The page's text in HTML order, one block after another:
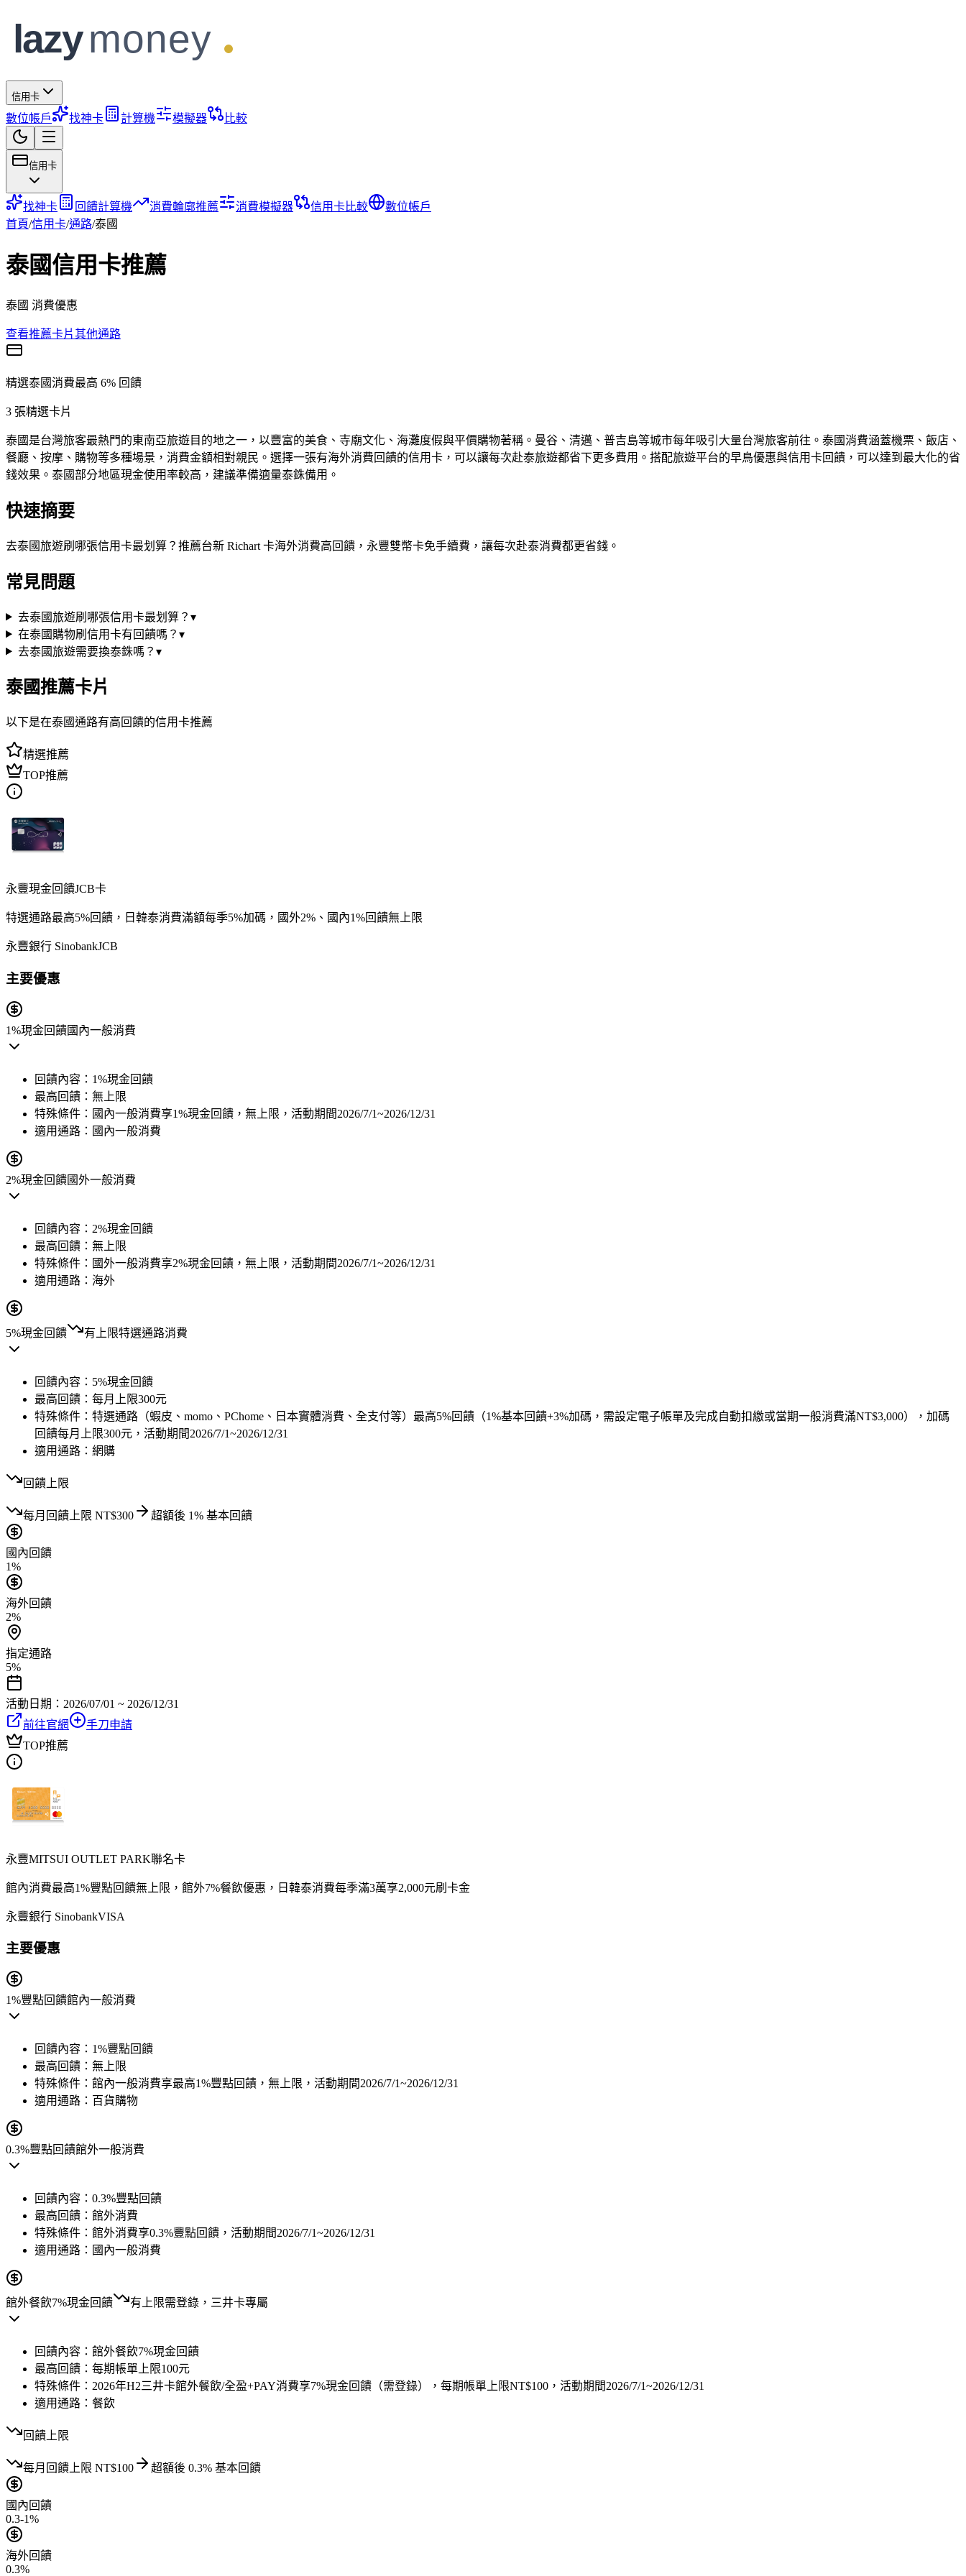
信用卡
數位帳戶 找神卡 計算機 模擬器 比較
信用卡
找神卡 回饋計算機 消費輪廓推薦 消費模擬器 信用卡比較
數位帳戶
首頁/信用卡/通路/泰國
泰國信用卡推薦
泰國 消費優惠
查看推薦卡片其他通路
精選泰國消費最高 6% 回饋
3 張精選卡片
泰國是台灣旅客最熱門的東南亞旅遊目的地之一，以豐富的美食、寺廟文化、海灘度假與平價購物著稱。曼谷、清邁、普吉島等城市每年吸引大量台灣旅客前往。泰國消費涵蓋機票、飯店、
餐廳、按摩、購物等多種場景，消費金額相對親民。選擇一張有海外消費回饋的信用卡，可以讓每次赴泰旅遊都省下更多費用。搭配旅遊平台的早鳥優惠與信用卡回饋，可以達到最大化的省
錢效果。泰國部分地區現金使用率較高，建議準備適量泰銖備用。
快速摘要
去泰國旅遊刷哪張信用卡最划算？推薦台新 Richart 卡海外消費高回饋，永豐雙幣卡免手續費，讓每次赴泰消費都更省錢。
常見問題
去泰國旅遊刷哪張信用卡最划算？ ▾
在泰國購物刷信用卡有回饋嗎？ ▾
去泰國旅遊需要換泰銖嗎？ ▾
泰國推薦卡片
以下是在泰國通路有高回饋的信用卡推薦
精選推薦
TOP推薦
永豐現金回饋JCB卡
特選通路最高5%回饋，日韓泰消費滿額每季5%加碼，國外2%、國內1%回饋無上限
永豐銀行 SinobankJCB
主要優惠
1%現金回饋國內一般消費
回饋內容： 1%現金回饋
最高回饋： 無上限
特殊條件： 國內一般消費享1%現金回饋，無上限，活動期間2026/7/1~2026/12/31
適用通路： 國內一般消費
2%現金回饋國外一般消費
回饋內容： 2%現金回饋
最高回饋： 無上限
特殊條件： 國外一般消費享2%現金回饋，無上限，活動期間2026/7/1~2026/12/31
適用通路： 海外
5%現金回饋 有上限特選通路消費
回饋內容： 5%現金回饋
最高回饋： 每月上限300元
特殊條件： 特選通路（蝦皮、momo、PChome、日本實體消費、全支付等）最高5%回饋（1%基本回饋+3%加碼，需設定電子帳單及完成自動扣繳或當期一般消費滿NT$3,000），加碼
回饋每月上限300元，活動期間2026/7/1~2026/12/31
適用通路： 網購
回饋上限
每月 回饋上限 NT$300 超額後 1% 基本回饋
國內回饋
1%
海外回饋
2%
指定通路
5%
活動日期： 2026/07/01 ~ 2026/12/31
前往官網
手刀申請
TOP推薦
永豐MITSUI OUTLET PARK聯名卡
館內消費最高1%豐點回饋無上限，館外7%餐飲優惠，日韓泰消費每季滿3萬享2,000元刷卡金
永豐銀行 SinobankVISA
主要優惠
1%豐點回饋館內一般消費
回饋內容： 1%豐點回饋
最高回饋： 無上限
特殊條件： 館內一般消費享最高1%豐點回饋，無上限，活動期間2026/7/1~2026/12/31
適用通路： 百貨購物
0.3%豐點回饋館外一般消費
回饋內容： 0.3%豐點回饋
最高回饋： 館外消費
特殊條件： 館外消費享0.3%豐點回饋，活動期間2026/7/1~2026/12/31
適用通路： 國內一般消費
館外餐飲7%現金回饋 有上限需登錄，三井卡專屬
回饋內容： 館外餐飲7%現金回饋
最高回饋： 每期帳單上限100元
特殊條件： 2026年H2三井卡館外餐飲/全盈+PAY消費享7%現金回饋（需登錄），每期帳單上限NT$100，活動期間2026/7/1~2026/12/31
適用通路： 餐飲
回饋上限
每月 回饋上限 NT$100 超額後 0.3% 基本回饋
國內回饋
0.3-1%
海外回饋
0.3%